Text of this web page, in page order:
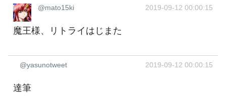
@mato15ki 2019-09-12 00:00:15
魔王様、リトライはじまた
@yasunotweet 2019-09-12 00:00:15
達筆